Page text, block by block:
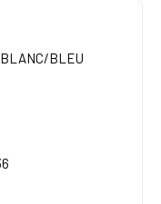
BLANC/BLEU